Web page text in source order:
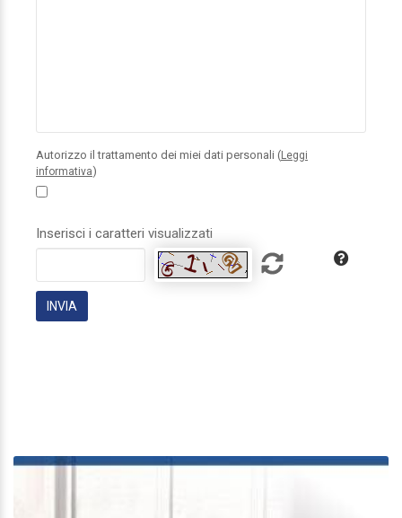
Autorizzo il trattamento dei miei dati personali (Leggi
informativa)
Inserisci i caratteri visualizzati